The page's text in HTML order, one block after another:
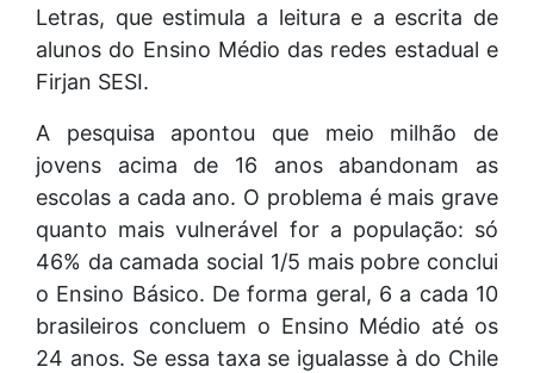
Letras, que estimula a leitura e a escrita de
alunos do Ensino Médio das redes estadual e
Firjan SESI.
A pesquisa apontou que meio milhão de
jovens acima de 16 anos abandonam as
escolas a cada ano. O problema é mais grave
quanto mais vulnerável for a população: só
46% da camada social 1/5 mais pobre conclui
o Ensino Básico. De forma geral, 6 a cada 10
brasileiros concluem o Ensino Médio até os
24 anos. Se essa taxa se igualasse à do Chile